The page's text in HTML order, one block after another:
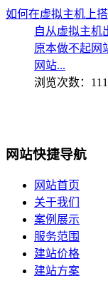
如何在虚拟主机上搭
自从虚拟主机
原本做不起网
网站...
浏览次数：
网站快捷导航
网站首页
关于我们
案例展示
服务范围
建站价格
建站方案